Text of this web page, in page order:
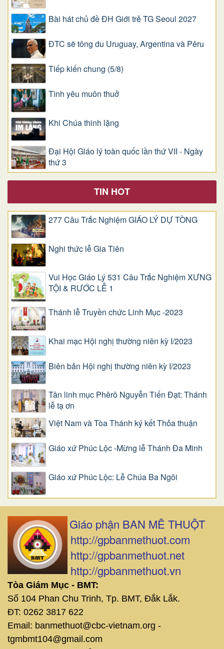
Bài hát chủ đề ĐH Giới trẻ TG Seoul 2027
ĐTC sẽ tông du Uruguay, Argentina và Pêru
Tiếp kiến chung (5/8)
Tình yêu muôn thuở
Khi Chúa thinh lặng
Đại Hội Giáo lý toàn quốc lần thứ VII - Ngày
thứ 3
TIN HOT
277 Câu Trắc Nghiệm GIÁO LÝ DỰ TÒNG
Nghi thức lễ Gia Tiên
Vui Học Giáo Lý 531 Câu Trắc Nghiệm XƯNG
TỘI & RƯỚC LỄ 1
Thánh lễ Truyền chức Linh Mục -2023
Khai mạc Hội nghị thường niên kỳ I/2023
Biên bản Hội nghị thường niên kỳ I/2023
Tân linh mục Phêrô Nguyễn Tiến Đạt: Thánh
lễ tạ ơn
Việt Nam và Tòa Thánh ký kết Thỏa thuận
Giáo xứ Phúc Lộc -Mừng lễ Thánh Đa Minh
Giáo xứ Phúc Lộc: Lễ Chúa Ba Ngôi
Giáo phận BAN MÊ THUỘT
http://gpbanmethuot.com
http://gpbanmethuot.net
http://gpbanmethuot.vn
Tòa Giám Mục - BMT:
Số 104 Phan Chu Trinh, Tp. BMT, Đắk Lắk.
ĐT: 0262 3817 622
Email: banmethuot@cbc-vietnam.org -
tgmbmt104@gmail.com